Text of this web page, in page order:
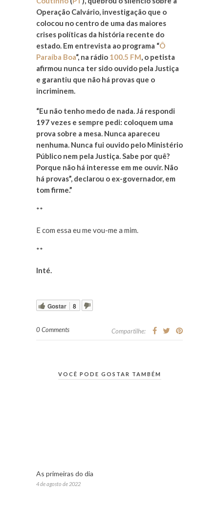
Operação Calvário, investigação que o
colocou no centro de uma das maiores
crises políticas da história recente do
estado. Em entrevista ao programa “Ô
Paraíba Boa“, na rádio 100.5 FM, o petista
afirmou nunca ter sido ouvido pela Justiça
e garantiu que não há provas que o
incriminem.
“Eu não tenho medo de nada. Já respondi
197 vezes e sempre pedi: coloquem uma
prova sobre a mesa. Nunca apareceu
nenhuma. Nunca fui ouvido pelo Ministério
Público nem pela Justiça. Sabe por quê?
Porque não há interesse em me ouvir. Não
há provas”, declarou o ex-governador, em
tom firme.”
**
E com essa eu me vou-me a mim.
**
Inté.
Gostar 8
0 Comments Compartilhe:
VOCÊ PODE GOSTAR TAMBÉM
As primeiras do dia
4 de agosto de 2022